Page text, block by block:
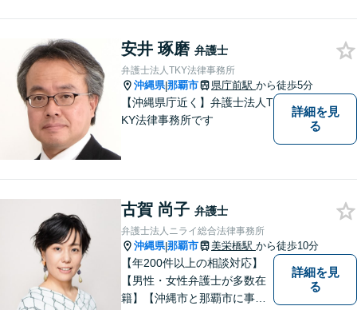
かし、ひとりでも多く悩まれ
ている方を救います。ぜひご
相談ください。
安井 琢磨 弁護士
弁護士法人TKY法律事務所
沖縄県|那覇市 県庁前駅 から徒歩5分
【沖縄県庁近く】弁護士法人T
KY法律事務所です
詳細を見
る
古賀 尚子 弁護士
弁護士法人ニライ総合法律事務所
沖縄県|那覇市 美栄橋駅 から徒歩10分
【年200件以上の相談対応】
【男性・女性弁護士が多数在
籍】【沖縄市と那覇市に事務
詳細を見
る